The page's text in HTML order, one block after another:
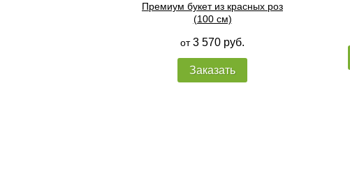
Премиум букет из красных роз
(100 см)
от3 570 руб.
Заказать